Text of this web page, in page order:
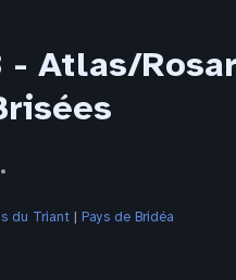
- Atlas/
du Triant ‎ | Pays de Bridéa